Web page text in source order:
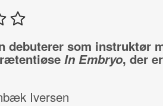
debuterer som instruktør
In Embryo, der
Iversen